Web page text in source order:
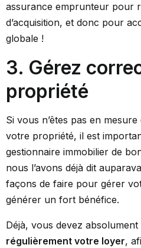
assurance emprunteur pour
d’acquisition, et donc pour
globale !
3. Gérez
propriété
Si vous n’êtes pas en
votre propriété, il est
gestionnaire immobilier de
nous l’avons déjà dit
façons de faire pour gérer
générer un fort bénéfice.
Déjà, vous devez absolument
régulièrement votre loyer,